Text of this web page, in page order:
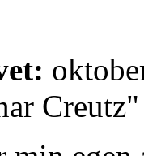
Creutz"